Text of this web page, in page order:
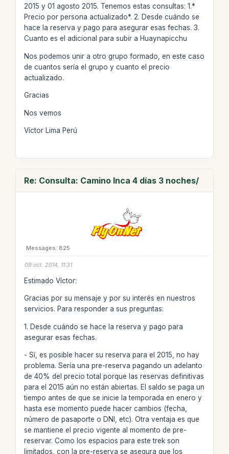
2015 y 01 agosto 2015. Tenemos estas consultas: 1.*
Precio por persona actualizado*. 2. Desde cuándo se
hace la reserva y pago para asegurar esas fechas. 3.
Cuanto es el adicional para subir a Huaynapicchu
Nos podemos unir a otro grupo formado, en este caso
de cuantos sería el grupo y cuanto el precio
actualizado.
Gracias
Nos vemos
Víctor Lima Perú
Re: Consulta: Camino Inca 4 días 3 noches/
Messages: 825
09 oct. 2014, 11:31
Estimado Víctor:
Gracias por su mensaje y por su interés en nuestros
servicios. Para responder a sus preguntas:
1. Desde cuándo se hace la reserva y pago para
asegurar esas fechas.
- Sí, es posible hacer su reserva para el 2015, no hay
problema. Sería una pre-reserva pagando un adelanto
de 40% del precio total porque las reservas definitivas
para el 2015 aún no están abiertas. El saldo se paga un
tiempo antes de que se inicie la temporada en enero y
hasta ese momento puede hacer cambios (fecha,
número de pasaporte o DNI, etc). Otra ventaja es que
se mantiene el precio vigente al momento de pre-
reservar. Como los espacios para este trek son
limitados, con la pre-reserva se asegura que los